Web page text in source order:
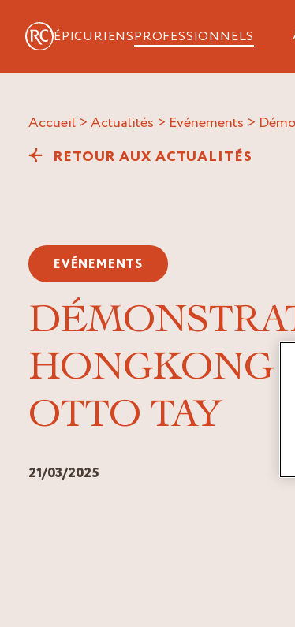
ÉPICURIENSPROFESSIONNELS
Accueil > Actualités > Evénements >
RETOUR AUX ACTUALITÉS
EVÉNEMENTS
HONGKONG
OTTO TAY
21/03/2025